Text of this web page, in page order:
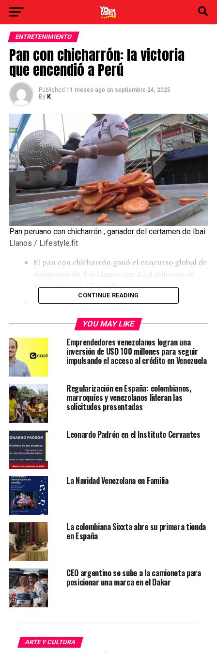
ENTRETENIMIENTO
Pan con chicharrón: la victoria
que encendió a Perú
Published 11 meses ago on septiembre 24, 2025
By K
Pan peruano con chicharrón , ganador del certamen de Ibai
Llanos / Lifestyle.fit
El pan con chicharrón ganó el concurso global de
desayunos de Ibai Llanos con 12,8 millones de
votos frente a 12,6 millones.
La movilización involucró a instituciones,
acciones en todo el país.
El fenómeno disparó ventas en restaurantes y se
extendió a ciudades como Madrid, Nueva York y
Ingredientes clave: pan francés, panceta de
cerdo, camote frito y salsa criolla; preparación
lenta y fritura final crujiente.
El pan con chicharrón se ha convertido en el centro de
una conversación global tras imponerse en un torneo
digital de desayunos. No solo ha despertado orgullo
nacional, también ha provocado un efecto dominó que
va de las redes sociales a los restaurantes, los mercados
y la calle.
Le puede interesar:
Peruana en cuatro ciudades españolas – Mándalo
Market
El certamen, ideado por el streamer Ibai Llanos,
enfrentó platos de distintos países y llevó a Perú a una
final de infarto contra la propuesta venezolana. La
diferencia fue mínima, pero suficiente para que el
sándwich peruano se alzara con el título y con un trofeo
simbólico: una sartén dorada.
CONTINUE READING
YOU MAY LIKE
Emprendedores venezolanos logran una
inversión de USD 100 millones para seguir
impulsando el acceso al crédito en Venezuela
Regularización en España: colombianos,
marroquíes y venezolanos lideran las
solicitudes presentadas
Leonardo Padrón en el Instituto Cervantes
La Navidad Venezolana en Familia
La colombiana Sixxta abre su primera tienda
en España
CEO argentino se sube a la camioneta para
posicionar una marca en el Dakar
ARTE Y CULTURA